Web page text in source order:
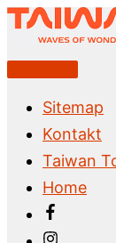
Zum
Inhalt
springenAbove
Sitemap
Kontakt
Taiwan
Home